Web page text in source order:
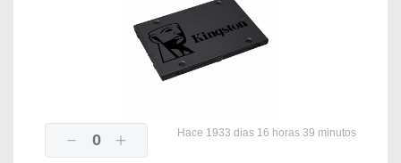
0 Hace 1933 dias 16 horas 39 minutos